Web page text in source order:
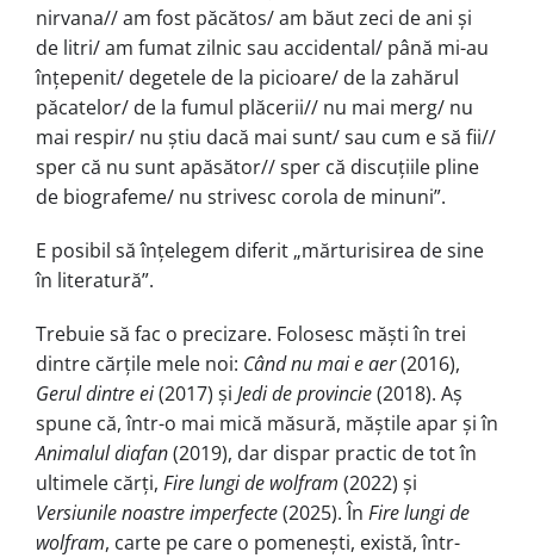
nirvana// am fost păcătos/ am băut zeci de ani și
de litri/ am fumat zilnic sau accidental/ până mi-au
înțepenit/ degetele de la picioare/ de la zahărul
păcatelor/ de la fumul plăcerii// nu mai merg/ nu
mai respir/ nu știu dacă mai sunt/ sau cum e să fii//
sper că nu sunt apăsător// sper că discuțiile pline
de biografeme/ nu strivesc corola de minuni”.
E posibil să înțelegem diferit „mărturisirea de sine
în literatură”.
Trebuie să fac o precizare. Folosesc măști în trei
dintre cărțile mele noi: Când nu mai e aer(2016),
Gerul dintre ei(2017) și Jedi de provincie(2018). Aș
spune că, într-o mai mică măsură, măștile apar și în
Animalul diafan(2019), dar dispar practic de tot în
ultimele cărți, Fire lungi de wolfram (2022) și
Versiunile noastre imperfecte(2025). În Fire lungi de
wolfram, carte pe care o pomenești, există, într-